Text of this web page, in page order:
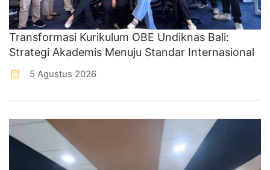
Transformasi Kurikulum OBE Undiknas Bali:
Strategi Akademis Menuju Standar Internasional
5 Agustus 2026